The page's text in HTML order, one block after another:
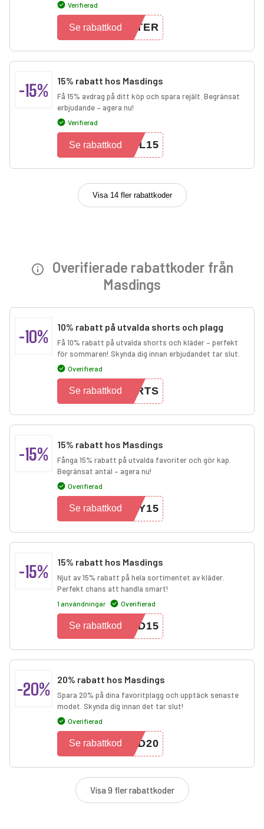
Verifierad
TTER
Se rabattkod
-15% 15% rabatt hos Masdings
Få 15% avdrag på ditt köp och spara rejält. Begränsat
erbjudande – agera nu!
Verifierad
IL15
Se rabattkod
Visa 14 fler rabattkoder
Overifierade rabattkoder från
Masdings
-10% 10% rabatt på utvalda shorts och plagg
Få 10% rabatt på utvalda shorts och kläder – perfekt
för sommaren! Skynda dig innan erbjudandet tar slut.
Overifierad
ORTS
Se rabattkod
-15% 15% rabatt hos Masdings
Fånga 15% rabatt på utvalda favoriter och gör kap.
Begränsat antal – agera nu!
Overifierad
EY15
Se rabattkod
-15% 15% rabatt hos Masdings
Njut av 15% rabatt på hela sortimentet av kläder.
Perfekt chans att handla smart!
1 användningar Overifierad
SD15
Se rabattkod
-20% 20% rabatt hos Masdings
Spara 20% på dina favoritplagg och upptäck senaste
modet. Skynda dig innan det tar slut!
Overifierad
SD20
Se rabattkod
Visa 9 fler rabattkoder